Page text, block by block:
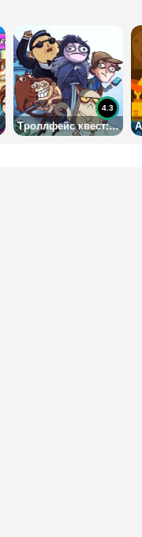
Троллфейс квест: битва мемов
4.3